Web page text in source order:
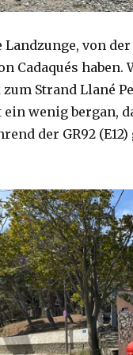
von
Cadaqués haben.
Strand Llané
wenig bergan,
der GR92